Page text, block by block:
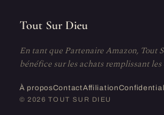
Tout Sur Dieu
En tant que Partenaire Amazon, Tout
bénéfice sur les achats remplissant
À proposContactAffiliation
© 2026 TOUT SUR DIEU